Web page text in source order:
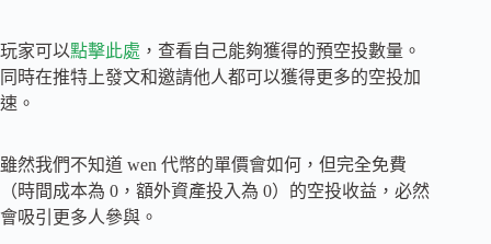
玩家可以點擊此處 ，查看自己能夠獲得的預空投數量。
同時在推特上發文和邀請他人都可以獲得更多的空投加
速。
雖然我們不知道 wen 代幣的單價會如何，但完全免費
（時間成本為 0，額外資產投入為 0）的空投收益，必然
會吸引更多人參與。